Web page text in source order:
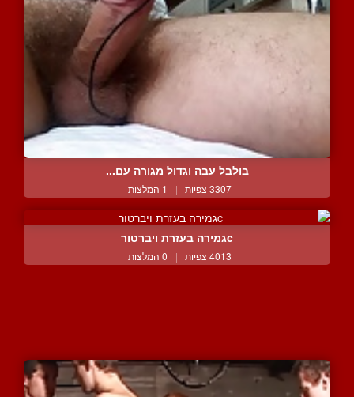
בולבל עבה וגדול מגורה עם...
3307 צפיות | 1 המלצות
cגמירה בעזרת ויברטור
4013 צפיות | 0 המלצות